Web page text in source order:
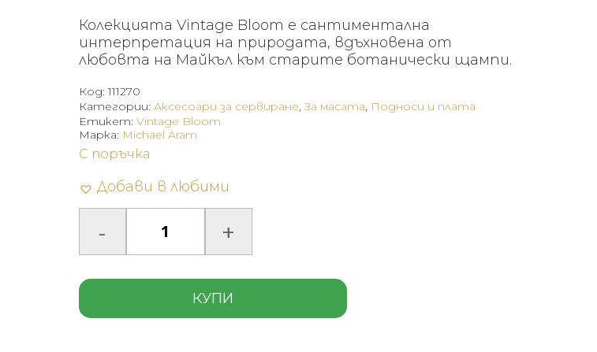
Колекцията Vintage Bloom е сантиментална
интерпретация на природата, вдъхновена от
любовта на Майкъл към старите ботанически щампи.
Код:111270
Категории: Аксесоари за сервиране,За масата, Подноси и плата
Етикет: Vintage Bloom
С поръчка
Добави в любими
КУПИ
Марка: Michael Aram